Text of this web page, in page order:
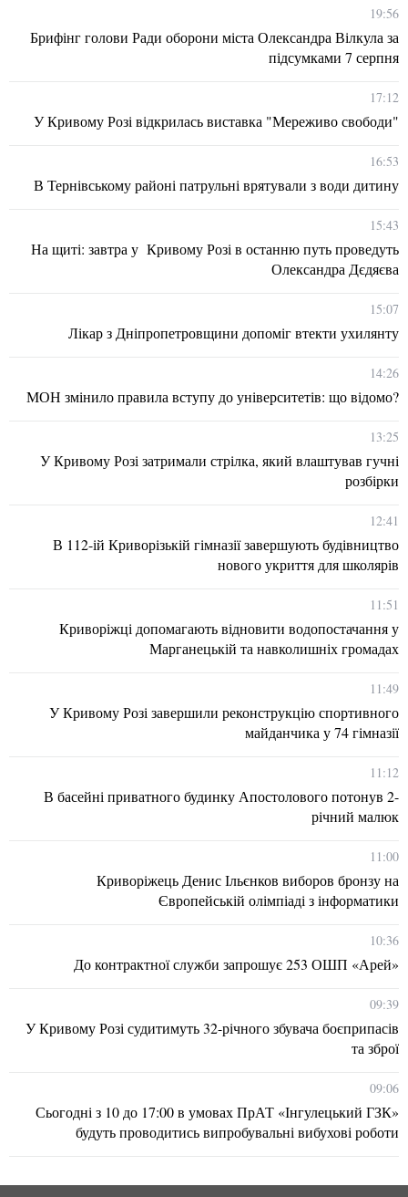
19:56
Брифінг голови Ради оборони міста Олександра Вілкула за
підсумками 7 серпня
17:12
У Кривому Розі відкрилась виставка "Мереживо свободи"
16:53
В Тернівському районі патрульні врятували з води дитину
15:43
На щиті: завтра у Кривому Розі в останню путь проведуть
Олександра Дєдяєва
15:07
Лікар з Дніпропетровщини допоміг втекти ухилянту
14:26
МОН змінило правила вступу до університетів: що відомо?
13:25
У Кривому Розі затримали стрілка, який влаштував гучні
розбірки
12:41
В 112-ій Криворізькій гімназії завершують будівництво
нового укриття для школярів
11:51
Криворіжці допомагають відновити водопостачання у
Марганецькій та навколишніх громадах
11:49
У Кривому Розі завершили реконструкцію спортивного
майданчика у 74 гімназії
11:12
В басейні приватного будинку Апостолового потонув 2-
річний малюк
11:00
Криворіжець Денис Ільєнков виборов бронзу на
Європейській олімпіаді з інформатики
10:36
До контрактної служби запрошує 253 ОШП «Арей»
09:39
У Кривому Розі судитимуть 32-річного збувача боєприпасів
та зброї
09:06
Сьогодні з 10 до 17:00 в умовах ПрАТ «Інгулецький ГЗК»
будуть проводитись випробувальні вибухові роботи